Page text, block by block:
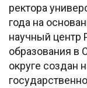
ректора
года на
научный центр
образования в
округе создан